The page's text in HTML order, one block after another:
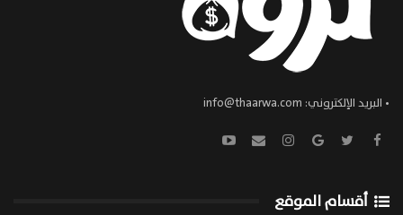
• البريد الإلكتروني: info@thaarwa.com
أقسام الموقع